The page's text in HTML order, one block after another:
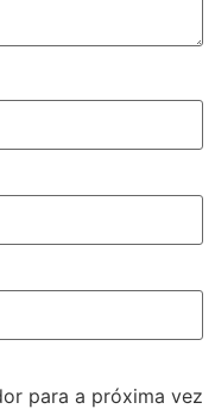
para a próxima vez